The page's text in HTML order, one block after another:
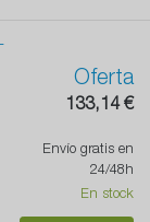
Oferta
133,14 €
Envío gratis en
24/48h
En stock